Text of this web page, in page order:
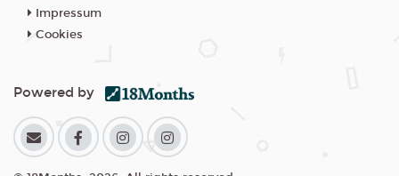
Impressum
Cookies
Powered by